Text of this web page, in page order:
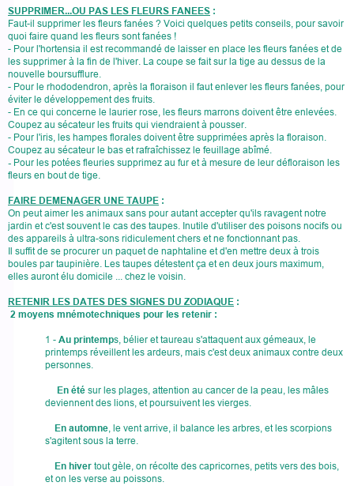
SUPPRIMER...OU PAS LES FLEURS FANEES :
Faut-il supprimer les fleurs fanées ? Voici quelques petits conseils, pour savoir
quoi faire quand les fleurs sont fanées !
- Pour l'hortensia il est recommandé de laisser en place les fleurs fanées et de
les supprimer à la fin de l'hiver. La coupe se fait sur la tige au dessus de la
nouvelle boursufflure.
- Pour le rhododendron, après la floraison il faut enlever les fleurs fanées, pour
éviter le développement des fruits.
- En ce qui concerne le laurier rose, les fleurs marrons doivent être enlevées.
Coupez au sécateur les fruits qui viendraient à pousser.
- Pour l'iris, les hampes florales doivent être supprimées après la floraison.
Coupez au sécateur le bas et rafraîchissez le feuillage abîmé.
- Pour les potées fleuries supprimez au fur et à mesure de leur défloraison les
fleurs en bout de tige.
FAIRE DEMENAGER UNE TAUPE :
On peut aimer les animaux sans pour autant accepter qu'ils ravagent notre
jardin et c'est souvent le cas des taupes. Inutile d'utiliser des poisons nocifs ou
des appareils à ultra-sons ridiculement chers et ne fonctionnant pas.
Il suffit de se procurer un paquet de naphtaline et d'en mettre deux à trois
boules par taupinière. Les taupes détestent ça et en deux jours maximum,
elles auront élu domicile ... chez le voisin.
RETENIR LES DATES DES SIGNES DU ZODIAQUE :
2 moyens mnémotechniques pour les retenir :
1 -Au printemps, bélier et taureau s'attaquent aux gémeaux, le
printemps réveillent les ardeurs, mais c'est deux animaux contre deux
personnes.
En été sur les plages, attention au cancer de la peau, les mâles
deviennent des lions, et poursuivent les vierges.
En automne, le vent arrive, il balance les arbres, et les scorpions
s'agitent sous la terre.
En hiver tout gèle, on récolte des capricornes, petits vers des bois,
et on les verse au poissons.